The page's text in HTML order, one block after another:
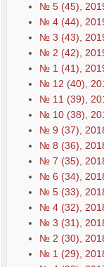
№ 5 (45),
№ 4 (44),
№ 3 (43),
№ 2 (42),
№ 1 (41),
№ 12 (40),
№ 11 (39),
№ 10 (38),
№ 9 (37),
№ 8 (36),
№ 7 (35),
№ 6 (34),
№ 5 (33),
№ 4 (32),
№ 3 (31),
№ 2 (30),
№ 1 (29),